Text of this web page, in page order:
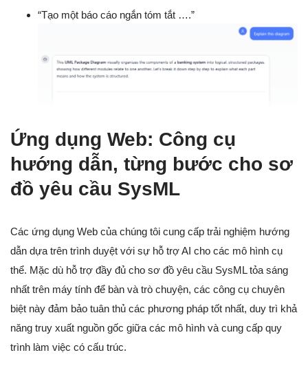
“Tạo một báo cáo ngắn tóm tắt ….”
Ứng dụng Web: Công cụ
hướng dẫn, từng bước cho sơ
đồ yêu cầu SysML
Các ứng dụng Web của chúng tôi cung cấp trải nghiệm hướng
dẫn dựa trên trình duyệt với sự hỗ trợ AI cho các mô hình cụ
thể. Mặc dù hỗ trợ đầy đủ cho sơ đồ yêu cầu SysML tỏa sáng
nhất trên máy tính để bàn và trò chuyện, các công cụ chuyên
biệt này đảm bảo tuân thủ các phương pháp tốt nhất, duy trì khả
năng truy xuất nguồn gốc giữa các mô hình và cung cấp quy
trình làm việc có cấu trúc.